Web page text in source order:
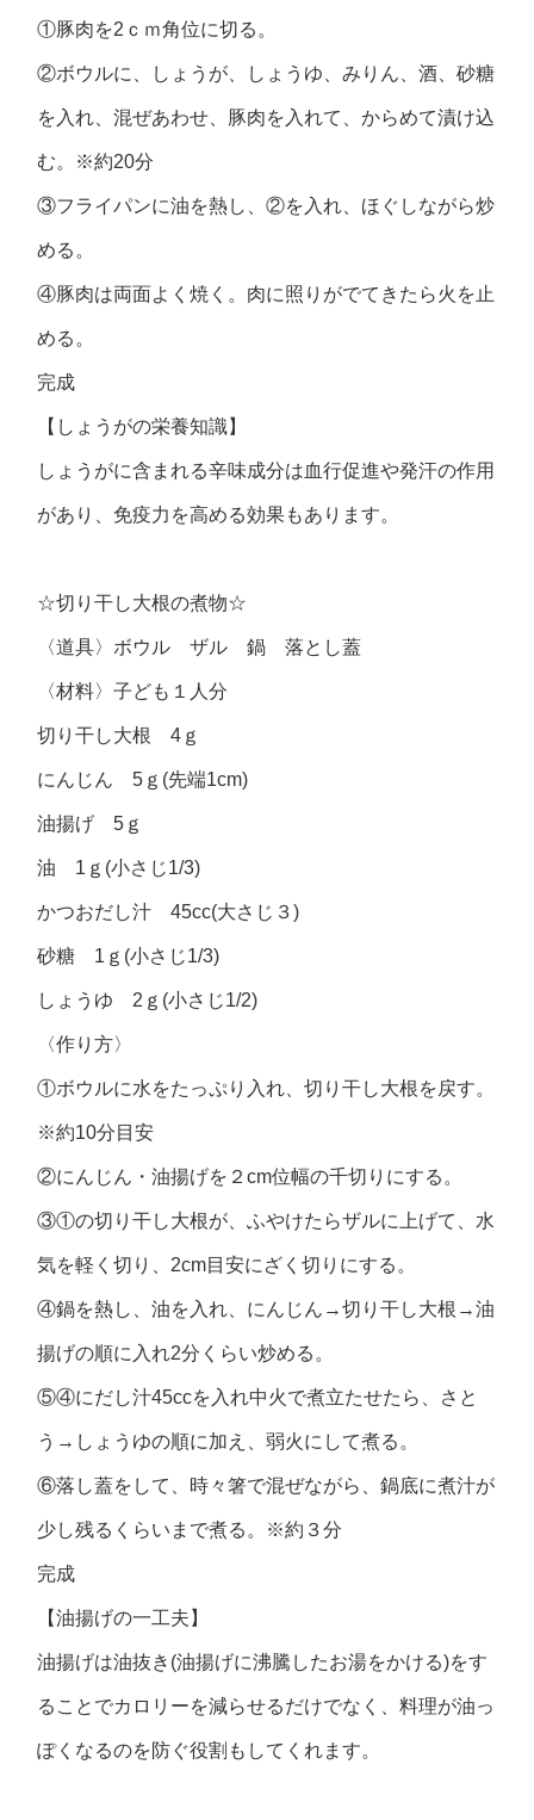
①豚肉を2ｃｍ角位に切る。
②ボウルに、しょうが、しょうゆ、みりん、酒、砂糖
を入れ、混ぜあわせ、豚肉を入れて、からめて漬け込
む。※約20分
③フライパンに油を熱し、②を入れ、ほぐしながら炒
める。
④豚肉は両面よく焼く。肉に照りがでてきたら火を止
める。
完成
【しょうがの栄養知識】
しょうがに含まれる辛味成分は血行促進や発汗の作用
があり、免疫力を高める効果もあります。
☆切り干し大根の煮物☆
〈道具〉ボウル ザル 鍋 落とし蓋
〈材料〉子ども１人分
切り干し大根 4ｇ
にんじん 5ｇ(先端1cm)
油揚げ 5ｇ
油 1ｇ(小さじ1/3)
かつおだし汁 45cc(大さじ３)
砂糖 1ｇ(小さじ1/3)
しょうゆ 2ｇ(小さじ1/2)
〈作り方〉
①ボウルに水をたっぷり入れ、切り干し大根を戻す。
※約10分目安
②にんじん・油揚げを２cm位幅の千切りにする。
③①の切り干し大根が、ふやけたらザルに上げて、水
気を軽く切り、2cm目安にざく切りにする。
④鍋を熱し、油を入れ、にんじん→切り干し大根→油
揚げの順に入れ2分くらい炒める。
⑤④にだし汁45ccを入れ中火で煮立たせたら、さと
う→しょうゆの順に加え、弱火にして煮る。
⑥落し蓋をして、時々箸で混ぜながら、鍋底に煮汁が
少し残るくらいまで煮る。※約３分
完成
【油揚げの一工夫】
油揚げは油抜き (油揚げに沸騰したお湯をかける)をす
ることでカロリーを減らせるだけでなく、料理が油っ
ぽくなるのを防ぐ役割もしてくれます。